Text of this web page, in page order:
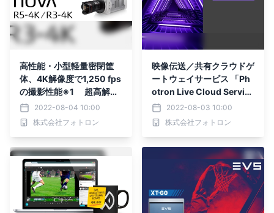
高性能・小型軽量密閉筐
体、4K解像度で1,250 fps
の撮影性能※1 超高解像
度 高速度カメラ『FASTC
AM Nova R5-4K／R3-4
K』 2022年8月4日 新
2022-08-04 10:00
株式会社フォトロン
映像伝送／共有クラウドゲ
ートウェイサービス 「Ph
otron Live Cloud Service
(LCS)」の機能を拡張 8
月3日よりエンタープライ
ズプランを発売
2022-08-03 10:00
株式会社フォトロン